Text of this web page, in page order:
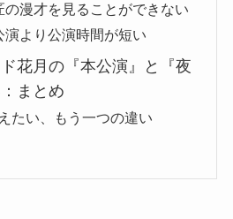
の漫才を見ることができない
演より公演時間が短い
花月の『本公演』と『夜
まとめ
たい、もう一つの違い